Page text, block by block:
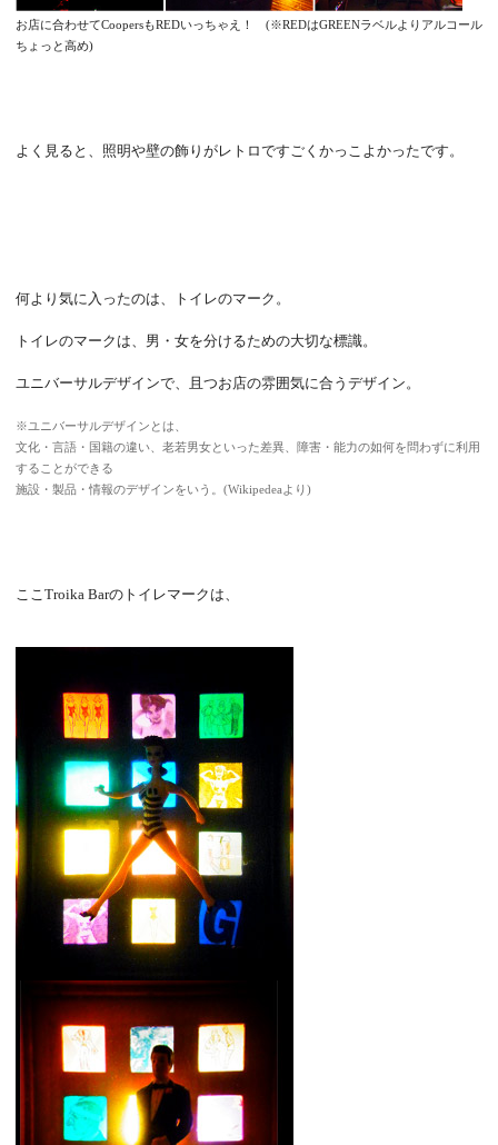
お店に合わせてCoopersもREDいっちゃえ！ (※REDはGREENラベルよりアルコール
ちょっと高め)
よく見ると、照明や壁の飾りがレトロですごくかっこよかったです。
何より気に入ったのは、トイレのマーク。
トイレのマークは、男・女を分けるための大切な標識。
ユニバーサルデザインで、且つお店の雰囲気に合うデザイン。
※ユニバーサルデザインとは、
文化・言語・国籍の違い、老若男女といった差異、障害・能力の如何を問わずに利用
することができる
施設・製品・情報のデザインをいう。(Wikipedeaより)
ここTroika Barのトイレマークは、